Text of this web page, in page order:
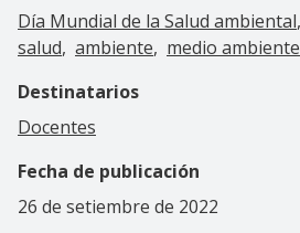
Día Mundial de la Salud ambiental
salud ambiente
medio ambiente
Destinatarios
Docentes
Fecha de publicación
26 de setiembre de 2022